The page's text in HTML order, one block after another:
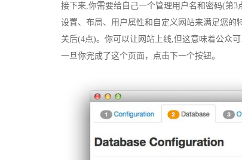
接下来,你需要给自己一个管理用户名和密码(第
设置、布局、用户属性和自定义网站来满足您
关后(4点)。你可以让网站上线,但这意味着公众
一旦你完成了这个页面，点击下一个按钮。